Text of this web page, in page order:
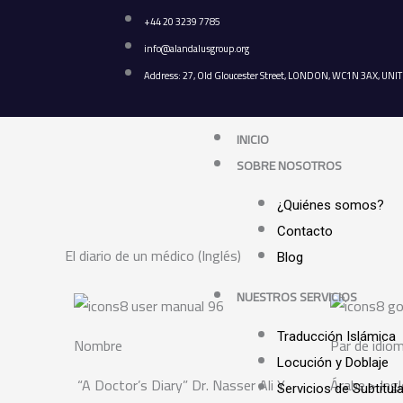
+44 20 3239 7785
info@alandalusgroup.org
Address: 27, Old Gloucester Street, LONDON, WC1N 3AX,
INICIO
SOBRE NOSOTROS
¿Quiénes somos?
Contacto
Blog
NUESTROS SERVICIOS
Traducción Islámica
Locución y Doblaje
Servicios de
El diario de un médico (Inglés)
Nombre
“A Doctor’s Diary” Dr. Nasser Ali Y
Par de
Árabe >